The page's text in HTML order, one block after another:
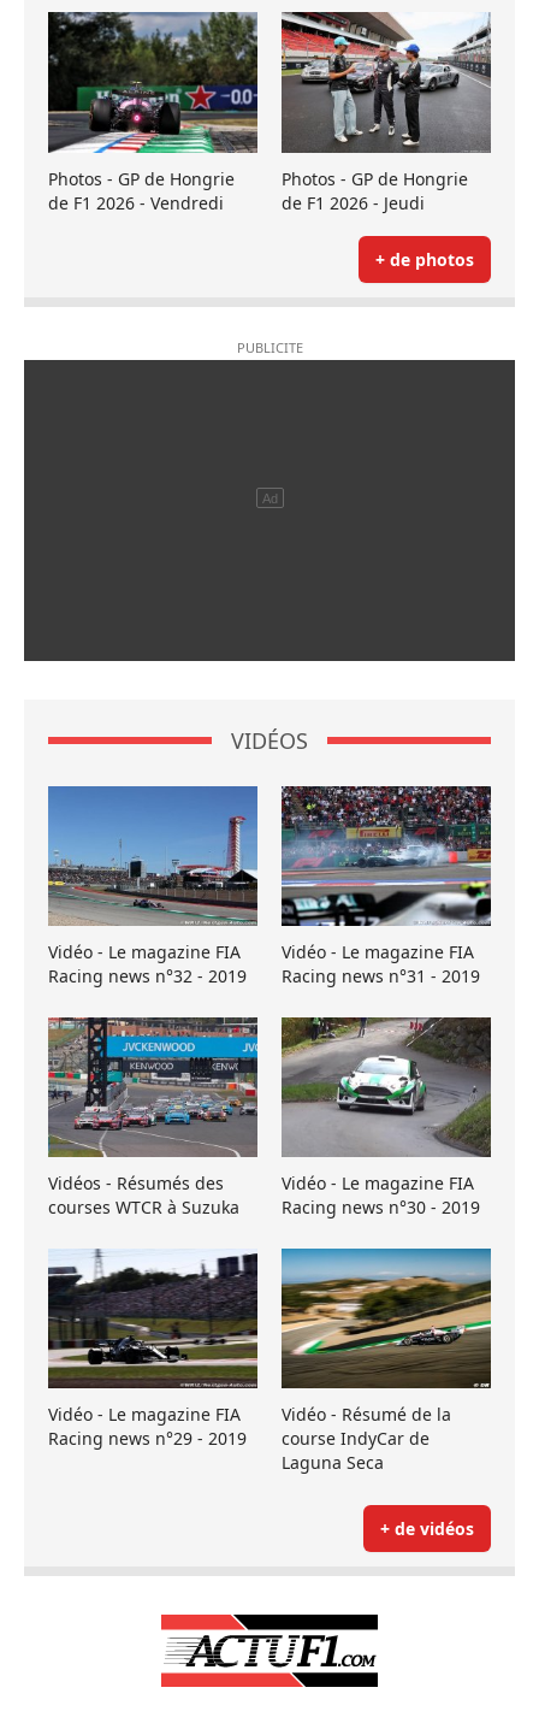
Photos - GP de Hongrie
de F1 2026 - Vendredi
Photos - GP de Hongrie
de F1 2026 - Jeudi
+ de photos
VIDÉOS
Vidéo - Le magazine FIA
Racing news n°32 - 2019
Vidéo - Le magazine FIA
Racing news n°31 - 2019
Vidéos - Résumés des
courses WTCR à Suzuka
Vidéo - Le magazine FIA
Racing news n°30 - 2019
Vidéo - Le magazine FIA
Racing news n°29 - 2019
Vidéo - Résumé de la
course IndyCar de
Laguna Seca
+ de vidéos